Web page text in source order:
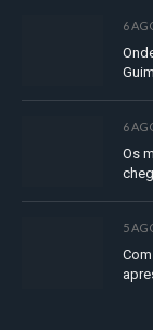
6
6
Os
5